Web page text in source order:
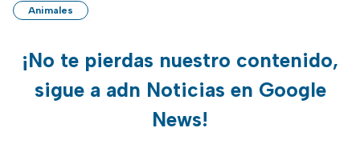
Animales
¡No te pierdas nuestro contenido,
sigue a adn Noticias en Google
News!